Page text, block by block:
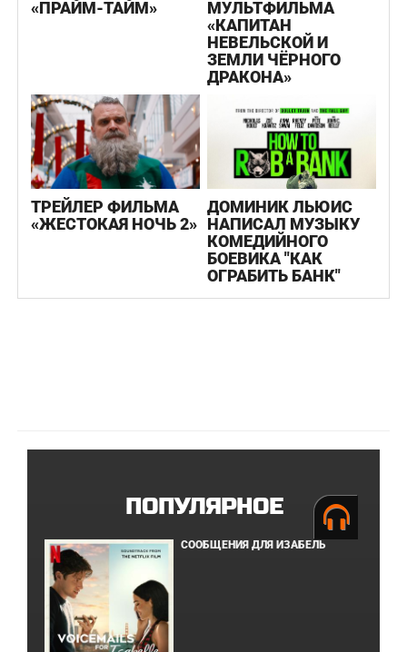
«ПРАЙМ-ТАЙМ»
МУЛЬТФИЛЬМА
«КАПИТАН
НЕВЕЛЬСКОЙ И
ЗЕМЛИ ЧЁРНОГО
ДРАКОНА»
ТРЕЙЛЕР ФИЛЬМА
«ЖЕСТОКАЯ НОЧЬ 2»
ДОМИНИК ЛЬЮИС
НАПИСАЛ МУЗЫКУ
КОМЕДИЙНОГО
БОЕВИКА "КАК
ОГРАБИТЬ БАНК"
ПОПУЛЯРНОЕ
СООБЩЕНИЯ ДЛЯ ИЗАБЕЛЬ